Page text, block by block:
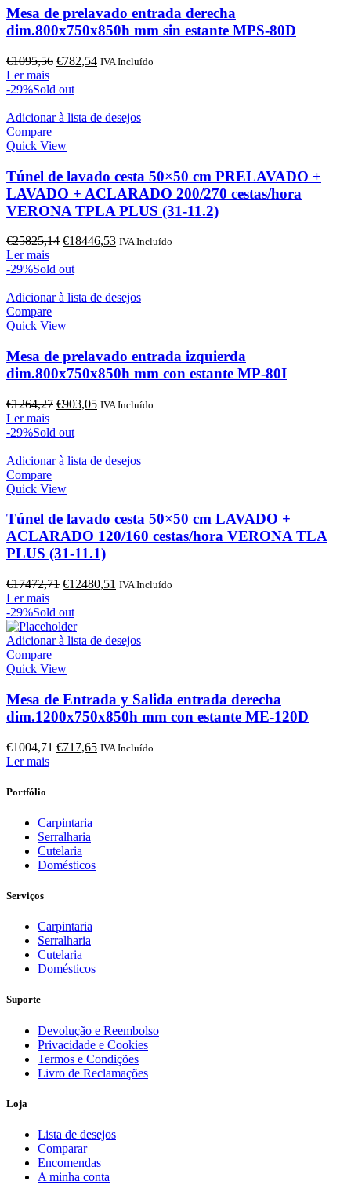
Mesa de prelavado entrada derecha
dim.800x750x850h mm sin estante MPS-80D
€1095,56 O
original
€1095,56.
€782,54O
€782,54.
IVA Incluído
Ler mais
-29%Sold out
Adicionar à lista de desejos
Compare
Quick View
Túnel de lavado cesta 50×50 cm PRELAVADO +
LAVADO + ACLARADO 200/270 cestas/hora
VERONA TPLA PLUS (31-11.2)
€25825,14 O
original
€25825,14.
€18446,53O
€18446,53.
IVA Incluído
Ler mais
-29%Sold out
Adicionar à lista de desejos
Compare
Quick View
Mesa de prelavado entrada izquierda
dim.800x750x850h mm con estante MP-80I
€1264,27 O
original
€1264,27.
€903,05O
€903,05.
IVA Incluído
Ler mais
-29%Sold out
Adicionar à lista de desejos
Compare
Quick View
Túnel de lavado cesta 50×50 cm LAVADO +
ACLARADO 120/160 cestas/hora VERONA TLA
PLUS (31-11.1)
€17472,71 O
original
era:
€17472,71.
€12480,51 O
€12480,51.
IVA Incluído
Ler mais
-29%Sold out
Adicionar à lista de desejos
Compare
Quick View
Mesa de Entrada y Salida entrada derecha
dim.1200x750x850h mm con estante ME-120D
€1004,71 O
€717,65OIVA Incluído
Ler mais
Portfólio
Carpintaria
Serralharia
Cutelaria
Domésticos
Serviços
Carpintaria
Serralharia
Cutelaria
Domésticos
Suporte
Devolução e Reembolso
Privacidade e Cookies
Termos e Condições
Livro de Reclamações
Loja
Lista de desejos
Comparar
Encomendas
A minha conta